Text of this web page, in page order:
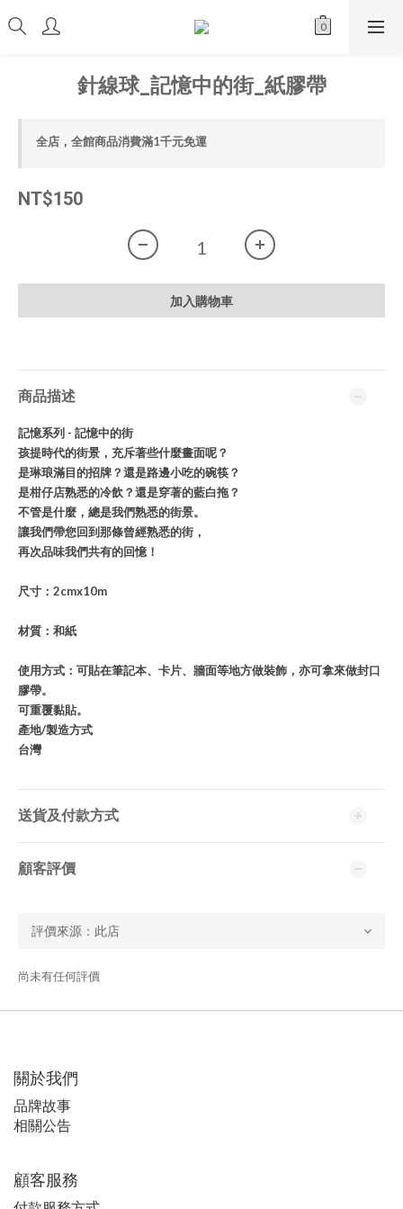
針線球_記憶中的街_紙膠帶
全店，全館商品消費滿1千元免運
NT$150
加入購物車
商品描述
記憶系列 - 記憶中的街
孩提時代的街景，充斥著些什麼畫面呢？
是琳琅滿目的招牌？還是路邊小吃的碗筷？
是柑仔店熟悉的冷飲？還是穿著的藍白拖？
不管是什麼，總是我們熟悉的街景。
讓我們帶您回到那條曾經熟悉的街，
再次品味我們共有的回憶！
尺寸：2cmx10m
材質：和紙
使用方式：可貼在筆記本、卡片、牆面等地方做裝飾，亦可拿來做封口
膠帶。
可重覆黏貼。
產地/製造方式
台灣
送貨及付款方式
顧客評價
尚未有任何評價
關於我們
品牌故事
相關公告
顧客服務